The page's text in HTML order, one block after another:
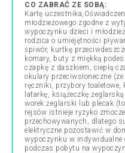
CO ZABRAĆ ZE SOBĄ:
Kartę
młodzieżowego zgodne z
wypoczynku dzieci i
rodzica o umiejętności
śpiwór, kurtkę
komary, buty z miękką
czapkę z daszkiem, ciepłą
okulary przeciwsłoneczne
ręczniki, przybory toaletowe,
latarkę, książeczkę
worek żeglarski lub plecak
rejsów istnieje ryzyko
przechowywanych, dlatego
elektryczne pozostawić w
wypoczynku w indywidualne
podczas pobytu na